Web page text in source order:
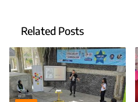
Related Posts